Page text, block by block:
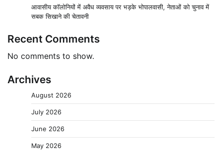
आवासीय कॉलोनियों में अवैध व्यवसाय पर भड़के भोपालवासी, नेताओं को चुनाव में
सबक सिखाने की चेतावनी
Recent Comments
No comments to show.
Archives
August 2026
July 2026
June 2026
May 2026